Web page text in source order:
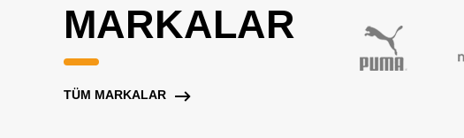
MARKALAR
TÜM MARKALAR